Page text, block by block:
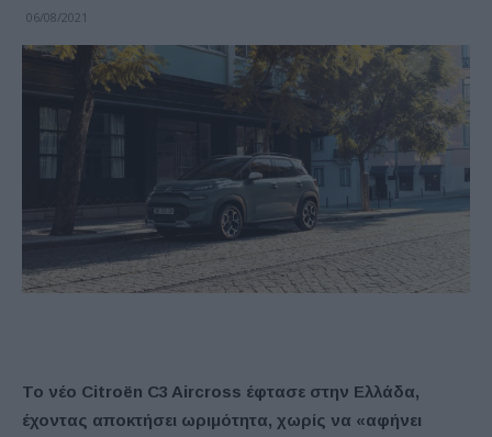
06/08/2021
Το νέο Citroën C3 Aircross έφτασε στην Ελλάδα,
έχοντας αποκτήσει ωριμότητα, χωρίς να «αφήνει